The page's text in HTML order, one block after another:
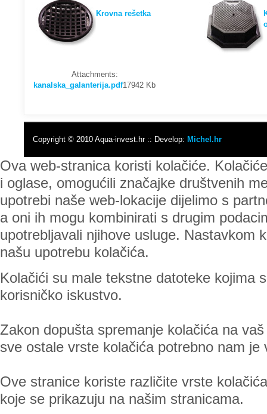
Krovna rešetka
Attachments:
kanalska_galanterija.pdf17942 Kb
Copyright © 2010 Aqua-invest.hr :: Develop: Michel.hr
Ova web-stranica koristi kolačiće.
i oglase, omogućili značajke društvenih
upotrebi naše web-lokacije dijelimo s
a oni ih mogu kombinirati s drugim
upotrebljavali njihove usluge. Nastavkom
našu upotrebu kolačića.
Kolačići su male tekstne datoteke kojima
korisničko iskustvo.
Zakon dopušta spremanje kolačića na
sve ostale vrste kolačića potrebno nam je
Ove stranice koriste različite vrste
koje se prikazuju na našim stranicama.